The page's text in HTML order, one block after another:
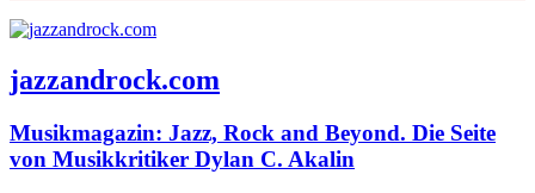
jazzandrock.com
Musikmagazin: Jazz, Rock and Beyond. Die Seite
von Musikkritiker Dylan C. Akalin